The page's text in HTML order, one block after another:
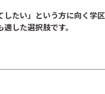
たい」という方に向く学区
した選択肢です。